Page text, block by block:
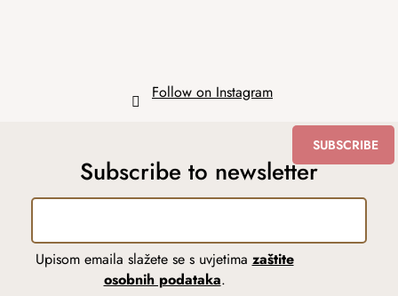
Follow on Instagram
Subscribe to newsletter
Upisom emaila slažete se s uvjetima zaštite
osobnih podataka.
SUBSCRIBE